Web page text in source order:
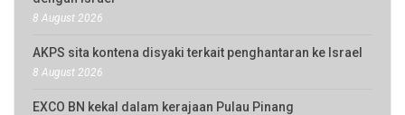
8 August 2026
AKPS sita kontena disyaki terkait penghantaran ke Israel
8 August 2026
EXCO BN kekal dalam kerajaan Pulau Pinang